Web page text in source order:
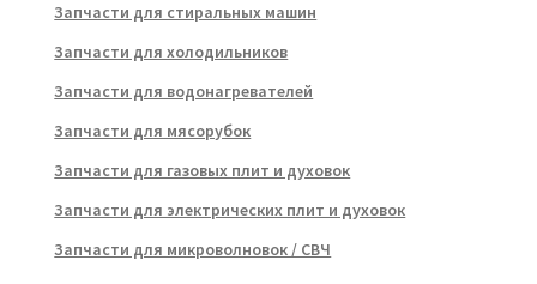
Запчасти для стиральных машин
Запчасти для холодильников
Запчасти для водонагревателей
Запчасти для мясорубок
Запчасти для газовых плит и духовок
Запчасти для электрических плит и духовок
Запчасти для микроволновок / СВЧ